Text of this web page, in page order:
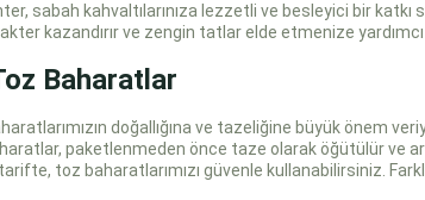
sabah kahvaltılarınıza lezzetli ve besleyici bir
kazandırır ve zengin tatlar elde etmenize yardımcı
Baharatlar
doğallığına ve tazeliğine büyük önem
paketlenmeden önce taze olarak öğütülür ve
toz baharatlarımızı güvenle kullanabilirsiniz.